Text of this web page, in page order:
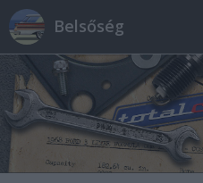
Belsőség